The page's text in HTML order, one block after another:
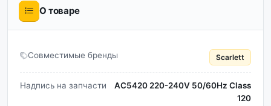
О товаре
Совместимые бренды Scarlett
Надпись на запчасти
AC5420 220-240V 50/60Hz Class
120